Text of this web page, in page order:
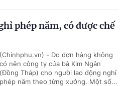
phép năm, có được chế
(Chinhphu.vn) - Do đơn hàng không
có nên công ty của bà Kim Ngân
(Đồng Tháp) cho người lao động nghỉ
phép năm theo từng xưởng. Một số...